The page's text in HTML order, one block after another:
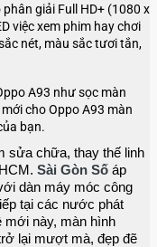
giải Full HD+ (1080 x
việc xem phim hay chơi
nét, màu sắc tươi tắn,
A93 như sọc màn
cho Oppo A93 màn
bạn.
sửa chữa, thay thế linh
Sài Gòn Số áp
dàn máy móc công
tại các nước phát
mới này, màn hình
lại mượt mà, đẹp đẽ